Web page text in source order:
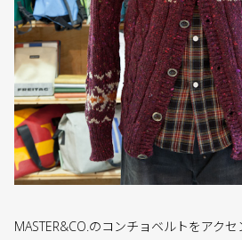
MASTER&CO.のコンチョベルトをアクセ